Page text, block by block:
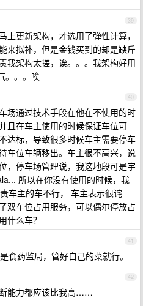
39
上更新架构，才选用了弹性计算，
来拟补，但是金钱买到的却是缺斤
我架构太搓，诶。。。我架构好用
。。。唉
40
场通过技术手段在他在不使用的时
且在车主使用的时候保证车位可
达标，导致很多时候车主需要停车
车位车辆移出。车主很不高兴，说
，停车场管理说，我这地段可是宇
所以在你没有使用的时候，我
车主的车不行， 车主表示很诧
双车位占用服务，可以偶尔停放占
什么车？
41
食药监局，管好自己的菜就行。
42
能力都应该比我高……